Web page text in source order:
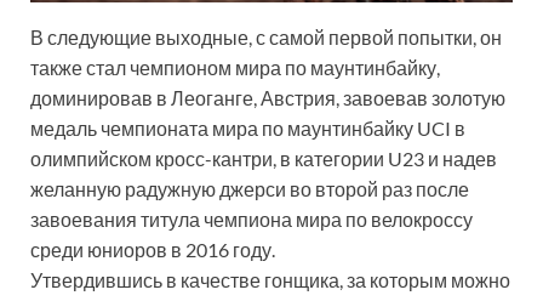
В следующие выходные, с самой первой попытки, он
также стал чемпионом мира по маунтинбайку,
доминировав в Леоганге, Австрия, завоевав золотую
медаль чемпионата мира по маунтинбайку UCI в
олимпийском кросс-кантри, в категории U23 и надев
желанную радужную джерси во второй раз после
завоевания титула чемпиона мира по велокроссу
среди юниоров в 2016 году.
Утвердившись в качестве гонщика, за которым можно